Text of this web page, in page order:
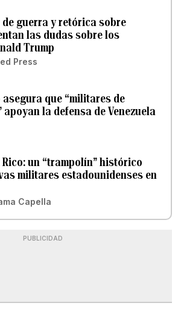
de guerra y retórica sobre
las dudas sobre los
Trump
Press
que “militares de
apoyan la defensa de Venezuela
un “trampolín” histórico
militares estadounidenses en
Capella
PUBLICIDAD